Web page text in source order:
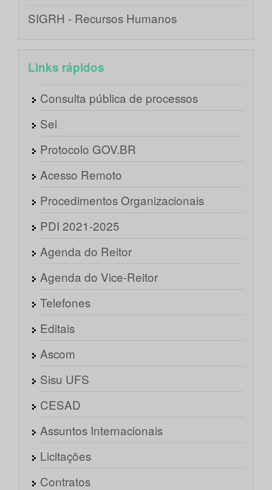
SIGRH - Recursos Humanos
Links rápidos
Consulta pública de processos
Sei
Protocolo GOV.BR
Acesso Remoto
Procedimentos Organizacionais
PDI 2021-2025
Agenda do Reitor
Agenda do Vice-Reitor
Telefones
Editais
Ascom
Sisu UFS
CESAD
Assuntos Internacionais
Licitações
Contratos